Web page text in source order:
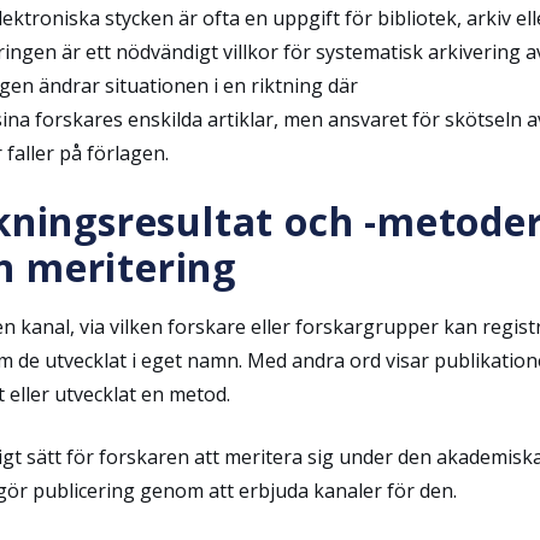
stycken är ofta en uppgift för bibliotek, arkiv
är ett nödvändigt villkor för systematisk arkivering
ändrar situationen i en riktning där
forskares enskilda artiklar, men ansvaret för skötseln
på förlagen.
och -
meritering
kanal, via vilken forskare eller forskargrupper kan
utvecklat i eget namn. Med andra ord visar
utvecklat en metod.
sätt för forskaren att meritera sig under den
publicering genom att erbjuda kanaler för den.